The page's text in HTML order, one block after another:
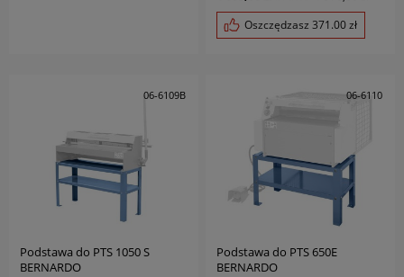
Oszczędzasz 371.00zł
06-6109B
Podstawa do PTS 1050 S
BERNARDO
06-6110
Podstawa do PTS 650E
BERNARDO